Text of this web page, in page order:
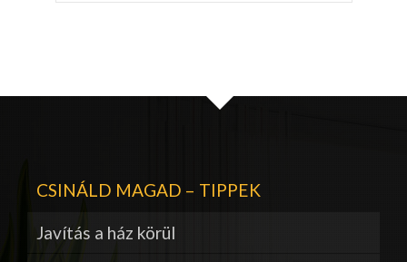
CSINÁLD MAGAD – TIPPEK
Javítás a ház körül